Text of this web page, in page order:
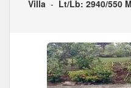
Villa - Lt/Lb: 2940/550 M